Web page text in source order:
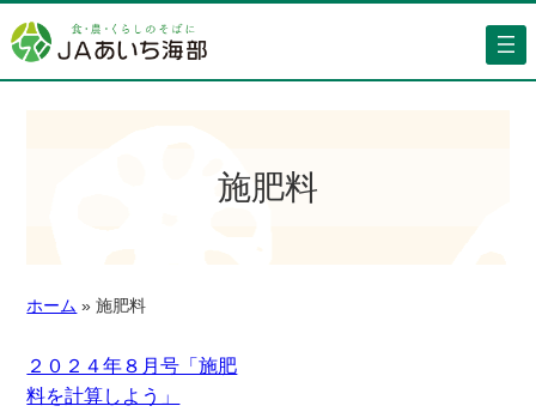
施肥料
ホーム » 施肥料
２０２４年８月号「施肥
料を計算しよう」